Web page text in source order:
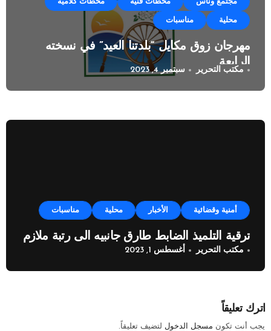
مجتمع وناس محطات فنية محطات كلامية
محلية مناسبات
مهرجان زوق مكايل “بلدتنا العيد” في نسخته
الرابعة
مكتب التحرير سبتمبر 4, 2023
أمنية وقضائية الأخبار محلية مناسبات
ترقية التلميذ الضابط طارق جانبيه الى رتبة ملازم
مكتب التحرير أغسطس 1, 2023
اترك تعليقاً
يجب أنت تكون مسجل الدخول لتضيف تعليقاً.